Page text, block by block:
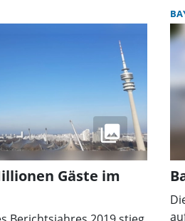
Gäste im